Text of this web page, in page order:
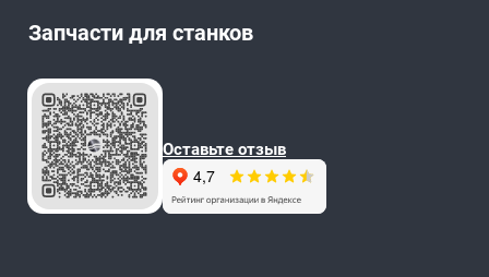
Запчасти для станков
Оставьте отзыв